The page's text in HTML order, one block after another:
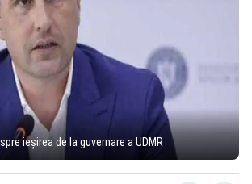
ieșirea de la guvernare a UDMR